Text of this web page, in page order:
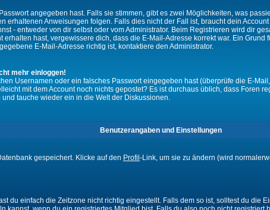
angegeben hast. Falls sie stimmen, gibt es zwei Möglichkeiten, was
erhaltenen Anweisungen folgen. Falls dies nicht der Fall ist, braucht dein
- entweder von dir selbst oder vom Administrator. Beim Registrieren wird dir
hast, vergewissere dich, dass die E-Mail-Adresse korrekt war. Ein
E-Mail-Adresse richtig ist, kontaktiere den Administrator.
mehr einloggen!
Usernamen oder ein falsches Passwort eingegeben hast (überprüfe die E-
mit dem Account noch nichts gepostet? Es ist durchaus üblich, dass Foren
tauche wieder ein in die Welt der Diskussionen.
Benutzerangaben und Einstellungen
gespeichert. Klicke auf den Profil -Link, um sie zu ändern (wird
du einfach die Zeitzone nicht richtig eingestellt. Falls dem so ist, solltest du die